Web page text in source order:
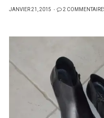
PUBLIÉ
JANVIER 21, 2015 2